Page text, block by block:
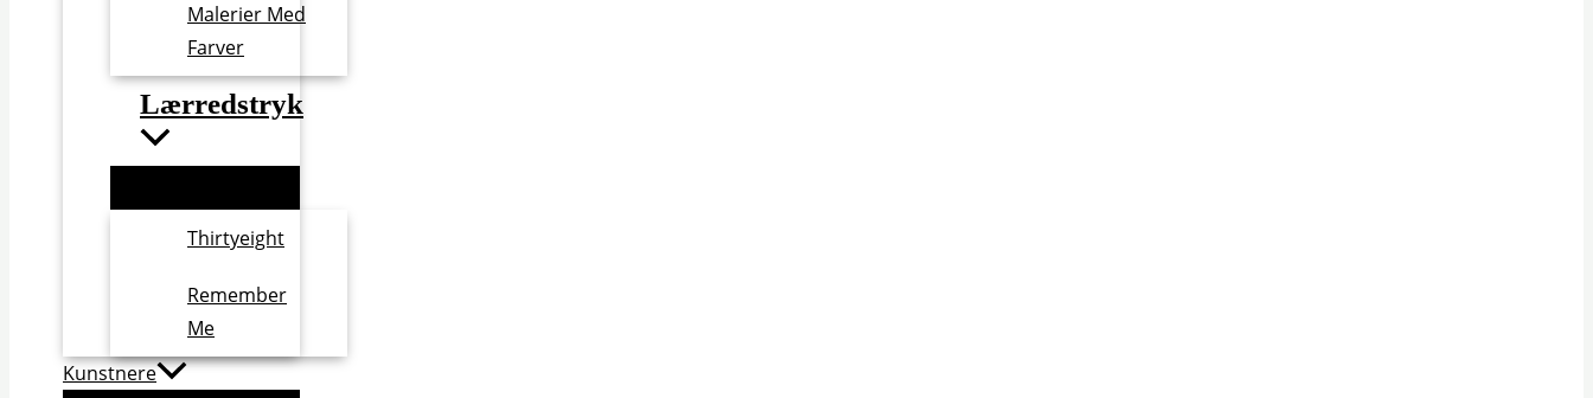
Malerier Med
Farver
Lærredstryk
Thirtyeight
Remember
Me
Kunstnere